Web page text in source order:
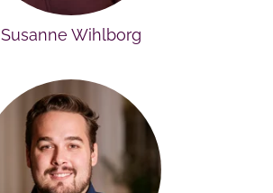
Susanne Wihlborg